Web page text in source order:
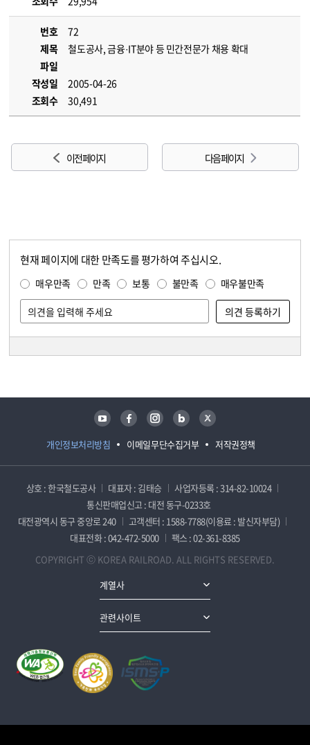
번호
72
제목
철도공사, 금융·IT분야 등 민간전문가 채용 확대
파일
작성일
2005-04-26
조회수
30,491
이전 페이지 다음 페이지
현재 페이지에 대한 만족도를 평가하여 주십시오.
매우만족 만족 보통 불만족 매우불만족
개인정보처리방침 이메일무단수집거부 저작권정책
유튜브 페이스북 인스타그램 블로그 트위터
상호 : 한국철도공사 대표자 : 김태승
사업자등록 : 314-82-10024
통신판매업신고 : 대전 동구-0233호
대전광역시 동구 중앙로 240
고객센터 : 1588-7788(이용료 : 발신자부담)
대표전화 : 042-472-5000
팩스 : 02-361-8385
COPYRIGHT ⓒ KOREA RAILROAD. ALL RIGHTS RESERVED.
계열사
관련사이트